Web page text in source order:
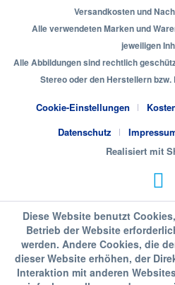
Versandkosten und
Alle verwendeten Marken und
jeweiligen
Alle Abbildungen sind rechtlich
Stereo oder den Herstellern
Cookie-Einstellungen
Datenschutz
Realisiert mit
Diese Website benutzt
Betrieb der Website
werden. Andere Cookies, die
dieser Website erhöhen, der
Interaktion mit anderen